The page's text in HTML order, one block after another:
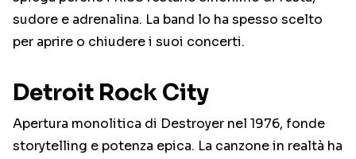
sudore e adrenalina. La band lo ha spesso scelto
per aprire o chiudere i suoi concerti.
Detroit Rock City
Apertura monolitica di Destroyer nel 1976, fonde
storytelling e potenza epica. La canzone in realtà ha